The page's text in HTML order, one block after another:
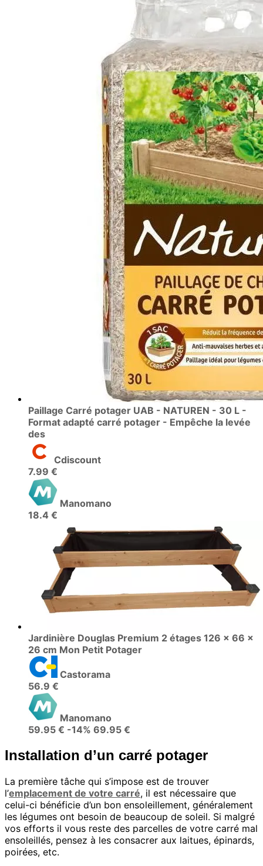
Paillage Carré potager UAB - NATUREN - 30 L -
Format adapté carré potager - Empêche la levée
des
Cdiscount
7.99 €
Manomano
18.4 €
Jardinière Douglas Premium 2 étages 126 x 66 x
26 cm Mon Petit Potager
Castorama
56.9 €
Manomano
59.95 € -14% 69.95 €
Installation d’un carré potager
La première tâche qui s’impose est de trouver
l’emplacement de votre carré, il est nécessaire que
celui-ci bénéficie d’un bon ensoleillement, généralement
les légumes ont besoin de beaucoup de soleil. Si malgré
vos efforts il vous reste des parcelles de votre carré mal
ensoleillés, pensez à les consacrer aux laitues, épinards,
poirées, etc.